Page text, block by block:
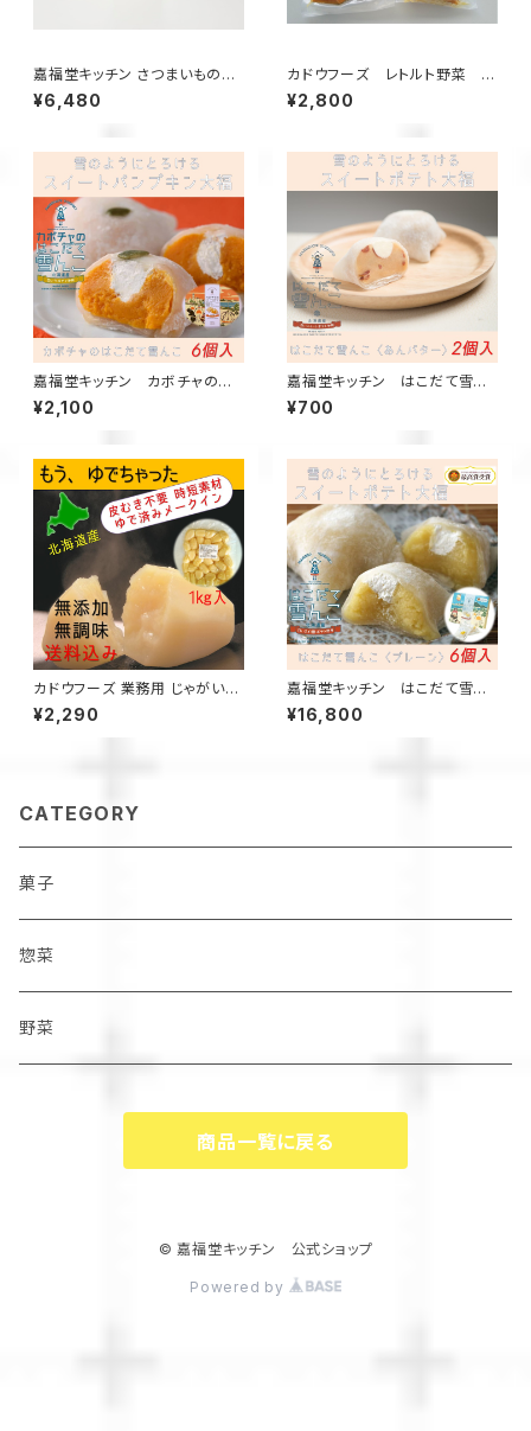
嘉福堂キッチン さつまいもの雪
んこ プリン 6個入 / サステナブ
ル 北海道限定 函館 手作り スイ
¥6,480
カドウフーズ レトルト野菜 も
うゆでちゃった カボチャ 200
g×4パック / 北海道 無添加 非
¥2,800
嘉福堂キッチン カボチャのは
こだて雪んこ 6個入 / スイート
パンプキン 大福 北海道限定 函
¥2,100
嘉福堂キッチン はこだて雪ん
こ あんバター2個入 / スイート
ポテト 大福 北海道限定 函館 手
¥700
カドウフーズ 業務用 じゃがい
も もうゆでちゃった 1㎏×1パッ
ク / 北海道 無添加 非常食 時
¥2,290
嘉福堂キッチン はこだて雪ん
こ プレーン6個入×8箱【送料無
料】 / スイートポテト大福 北海
¥16,800
CATEGORY
菓子
惣菜
野菜
商品一覧に戻る
© 嘉福堂キッチン 公式ショップ
Powered by